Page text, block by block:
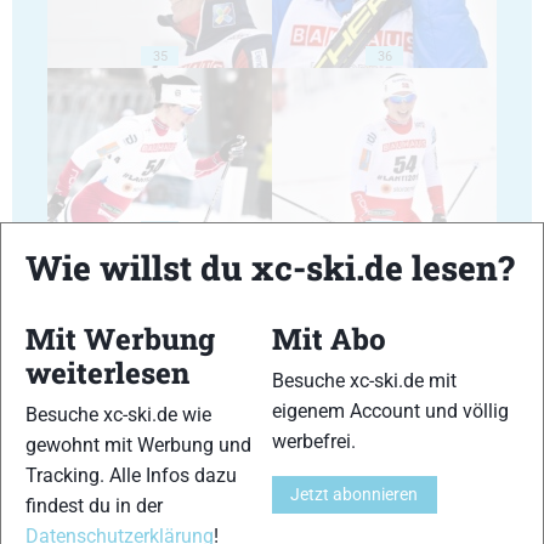
35 36
39 40
Wie willst du xc-ski.de lesen?
Mit Werbung
weiterlesen
Besuche xc-ski.de wie
gewohnt mit Werbung und
Tracking. Alle Infos dazu
findest du in der
Datenschutzerklärung!
Mit Abo
Besuche xc-ski.de mit
eigenem Account und völlig
werbefrei.
Jetzt abonnieren